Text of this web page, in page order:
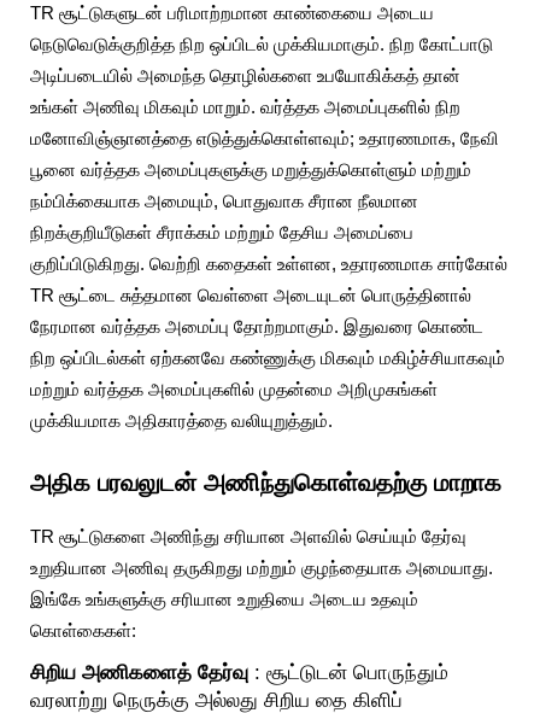
TR சூட்டுகளுடன் பரிமாற்றமான காண்கையை அடைய
நெடுவெடுக்குறித்த நிற ஒப்பிடல் முக்கியமாகும். நிற கோட்பாடு
அடிப்படையில் அமைந்த தொழில்களை உபயோகிக்கத் தான்
உங்கள் அணிவு மிகவும் மாறும். வர்த்தக அமைப்புகளில் நிற
மனோவிஞ்ஞானத்தை எடுத்துக்கொள்ளவும்; உதாரணமாக, நேவி
பூனை வர்த்தக அமைப்புகளுக்கு மறுத்துக்கொள்ளும் மற்றும்
நம்பிக்கையாக அமையும், பொதுவாக சீரான நீலமான
நிறக்குறியீடுகள் சீராக்கம் மற்றும் தேசிய அமைப்பை
குறிப்பிடுகிறது. வெற்றி கதைகள் உள்ளன, உதாரணமாக சார்கோல்
TR சூட்டை சுத்தமான வெள்ளை அடையுடன் பொருத்தினால்
நேரமான வர்த்தக அமைப்பு தோற்றமாகும். இதுவரை கொண்ட
நிற ஒப்பிடல்கள் ஏற்கனவே கண்ணுக்கு மிகவும் மகிழ்ச்சியாகவும்
மற்றும் வர்த்தக அமைப்புகளில் முதன்மை அறிமுகங்கள்
முக்கியமாக அதிகாரத்தை வலியுறுத்தும்.
அதிக பரவலுடன் அணிந்துகொள்வதற்கு மாறாக
TR சூட்டுகளை அணிந்து சரியான அளவில் செய்யும் தேர்வு
உறுதியான அணிவு தருகிறது மற்றும் குழந்தையாக அமையாது.
இங்கே உங்களுக்கு சரியான உறுதியை அடைய உதவும்
கொள்கைகள்:
சிறிய அணிகளைத் தேர்வு : சூட்டுடன் பொருந்தும்
வரலாற்று நெருக்கு அல்லது சிறிய தை கிளிப்